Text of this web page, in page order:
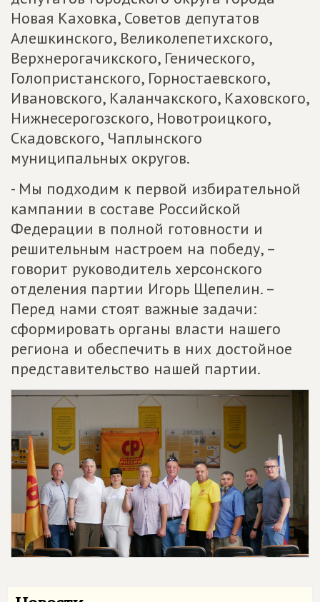
Новая Каховка, Советов депутатов
Алешкинского, Великолепетихского,
Верхнерогачикского, Генического,
Голопристанского, Горностаевского,
Ивановского, Каланчакского, Каховского,
Нижнесерогозского, Новотроицкого,
Скадовского, Чаплынского
муниципальных округов.
- Мы подходим к первой избирательной
кампании в составе Российской
Федерации в полной готовности и
решительным настроем на победу, –
говорит руководитель херсонского
отделения партии Игорь Щепелин. –
Перед нами стоят важные задачи:
сформировать органы власти нашего
региона и обеспечить в них достойное
представительство нашей партии.